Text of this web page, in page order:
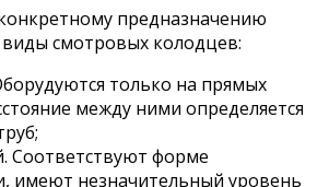
предназначению
смотровых колодцев:
только на прямых
между ними определяется
Соответствуют форме
имеют незначительный уровень